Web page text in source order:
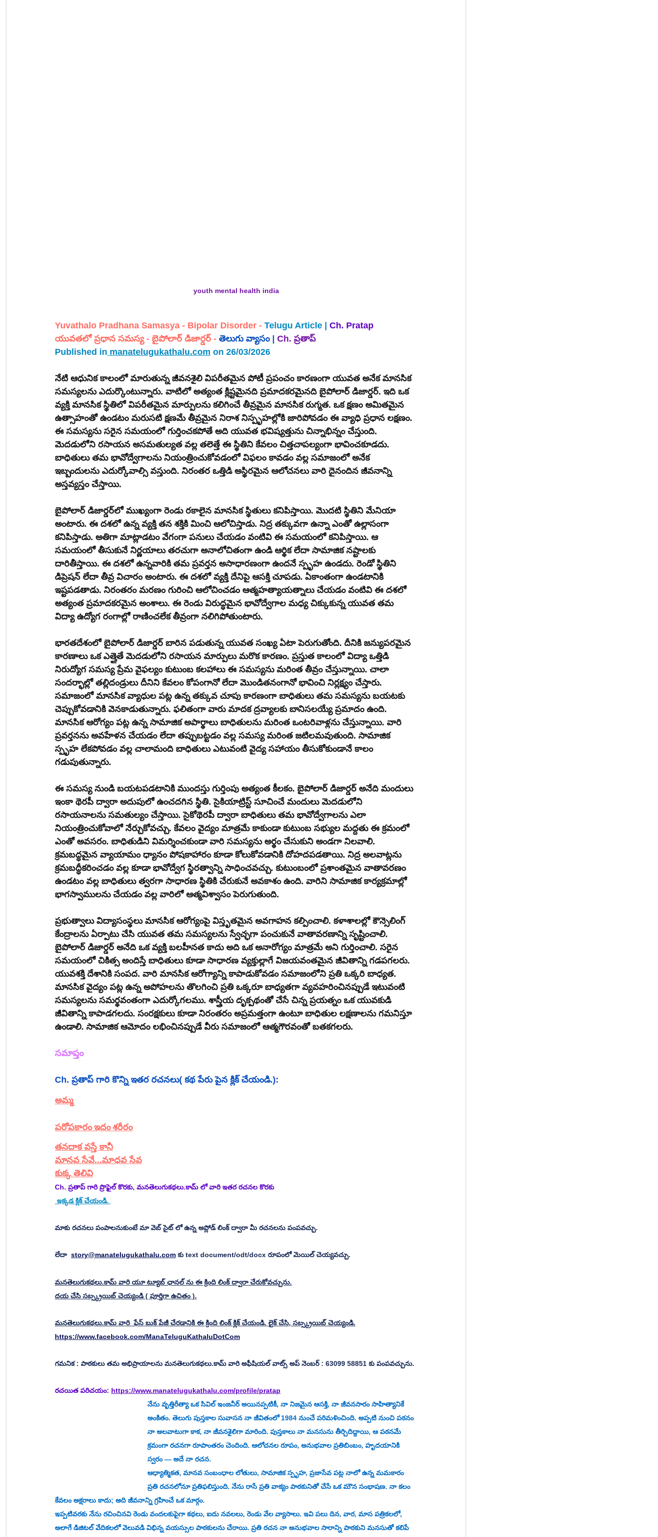
youth mental health india
Yuvathalo Pradhana Samasya - Bipolar Disorder - Telugu Article | Ch. Pratap
యువతలో ప్రధాన సమస్య - బైపోలార్ డిజార్డర్ - తెలుగు వ్యాసం | Ch. ప్రతాప్
Published in manatelugukathalu.com on 26/03/2026
నేటి ఆధునిక కాలంలో మారుతున్న జీవనశైలి విపరీతమైన పోటీ ప్రపంచం కారణంగా యువత అనేక మానసిక
సమస్యలను ఎదుర్కొంటున్నారు. వాటిలో అత్యంత క్లిష్టమైనది ప్రమాదకరమైనది బైపోలార్ డిజార్డర్. ఇది ఒక
వ్యక్తి మానసిక స్థితిలో విపరీతమైన మార్పులను కలిగించే తీవ్రమైన మానసిక రుగ్మత. ఒక క్షణం అమితమైన
ఉత్సాహంతో ఉండటం మరుసటి క్షణమే తీవ్రమైన నిరాశ నిస్పృహల్లోకి జారిపోవడం ఈ వ్యాధి ప్రధాన లక్షణం.
ఈ సమస్యను సరైన సమయంలో గుర్తించకపోతే అది యువత భవిష్యత్తును చిన్నాభిన్నం చేస్తుంది.
మెదడులోని రసాయన అసమతుల్యత వల్ల తలెత్తే ఈ స్థితిని కేవలం చిత్తచాపల్యంగా భావించకూడదు.
బాధితులు తమ భావోద్వేగాలను నియంత్రించుకోవడంలో విఫలం కావడం వల్ల సమాజంలో అనేక
ఇబ్బందులను ఎదుర్కోవాల్సి వస్తుంది. నిరంతర ఒత్తిడి అస్థిరమైన ఆలోచనలు వారి దైనందిన జీవనాన్ని
అస్తవ్యస్తం చేస్తాయి.
బైపోలార్ డిజార్డర్‌లో ముఖ్యంగా రెండు రకాలైన మానసిక స్థితులు కనిపిస్తాయి. మొదటి స్థితిని మేనియా
అంటారు. ఈ దశలో ఉన్న వ్యక్తి తన శక్తికి మించి ఆలోచిస్తాడు. నిద్ర తక్కువగా ఉన్నా ఎంతో ఉల్లాసంగా
కనిపిస్తాడు. అతిగా మాట్లాడటం వేగంగా పనులు చేయడం వంటివి ఈ సమయంలో కనిపిస్తాయి. ఆ
సమయంలో తీసుకునే నిర్ణయాలు తరచుగా అనాలోచితంగా ఉండి ఆర్థిక లేదా సామాజిక నష్టాలకు
దారితీస్తాయి. ఈ దశలో ఉన్నవారికి తమ ప్రవర్తన అసాధారణంగా ఉందనే స్పృహ ఉండదు. రెండో స్థితిని
డిప్రెషన్ లేదా తీవ్ర విచారం అంటారు. ఈ దశలో వ్యక్తి దేనిపై ఆసక్తి చూపడు. ఏకాంతంగా ఉండటానికి
ఇష్టపడతాడు. నిరంతరం మరణం గురించి ఆలోచించడం ఆత్మహత్యాయత్నాలు చేయడం వంటివి ఈ దశలో
అత్యంత ప్రమాదకరమైన అంశాలు. ఈ రెండు విరుద్ధమైన భావోద్వేగాల మధ్య చిక్కుకున్న యువత తమ
విద్యా ఉద్యోగ రంగాల్లో రాణించలేక తీవ్రంగా నలిగిపోతుంటారు.
భారతదేశంలో బైపోలార్ డిజార్డర్ బారిన పడుతున్న యువత సంఖ్య ఏటా పెరుగుతోంది. దీనికి జన్యుపరమైన
కారణాలు ఒక ఎత్తైతే మెదడులోని రసాయన మార్పులు మరొక కారణం. ప్రస్తుత కాలంలో విద్యా ఒత్తిడి
నిరుద్యోగ సమస్య ప్రేమ వైఫల్యం కుటుంబ కలహాలు ఈ సమస్యను మరింత తీవ్రం చేస్తున్నాయి. చాలా
సందర్భాల్లో తల్లిదండ్రులు దీనిని కేవలం కోపంగానో లేదా మొండితనంగానో భావించి నిర్లక్ష్యం చేస్తారు.
సమాజంలో మానసిక వ్యాధుల పట్ల ఉన్న తక్కువ చూపు కారణంగా బాధితులు తమ సమస్యను బయటకు
చెప్పుకోవడానికి వెనకాడుతున్నారు. ఫలితంగా వారు మాదక ద్రవ్యాలకు బానిసలయ్యే ప్రమాదం ఉంది.
మానసిక ఆరోగ్యం పట్ల ఉన్న సామాజిక అపార్థాలు బాధితులను మరింత ఒంటరివాళ్లను చేస్తున్నాయి. వారి
ప్రవర్తనను అవహేళన చేయడం లేదా తప్పుబట్టడం వల్ల సమస్య మరింత జటిలమవుతుంది. సామాజిక
స్పృహ లేకపోవడం వల్ల చాలామంది బాధితులు ఎటువంటి వైద్య సహాయం తీసుకోకుండానే కాలం
గడుపుతున్నారు.
ఈ సమస్య నుండి బయటపడటానికి ముందస్తు గుర్తింపు అత్యంత కీలకం. బైపోలార్ డిజార్డర్ అనేది మందులు
ఇంకా థెరపీ ద్వారా అదుపులో ఉంచదగిన స్థితి. సైకియాట్రిస్ట్ సూచించే మందులు మెదడులోని
రసాయనాలను సమతుల్యం చేస్తాయి. సైకోథెరపీ ద్వారా బాధితులు తమ భావోద్వేగాలను ఎలా
నియంత్రించుకోవాలో నేర్చుకోవచ్చు. కేవలం వైద్యం మాత్రమే కాకుండా కుటుంబ సభ్యుల మద్దతు ఈ క్రమంలో
ఎంతో అవసరం. బాధితుడిని విమర్శించకుండా వారి సమస్యను అర్థం చేసుకుని అండగా నిలవాలి.
క్రమబద్ధమైన వ్యాయామం ధ్యానం పోషకాహారం కూడా కోలుకోవడానికి దోహదపడతాయి. నిద్ర అలవాట్లను
క్రమబద్ధీకరించడం వల్ల కూడా భావోద్వేగ స్థిరత్వాన్ని సాధించవచ్చు. కుటుంబంలో ప్రశాంతమైన వాతావరణం
ఉండటం వల్ల బాధితులు త్వరగా సాధారణ స్థితికి చేరుకునే అవకాశం ఉంది. వారిని సామాజిక కార్యక్రమాల్లో
భాగస్వాములను చేయడం వల్ల వారిలో ఆత్మవిశ్వాసం పెరుగుతుంది.
ప్రభుత్వాలు విద్యాసంస్థలు మానసిక ఆరోగ్యంపై విస్తృతమైన అవగాహన కల్పించాలి. కళాశాలల్లో కౌన్సెలింగ్
కేంద్రాలను ఏర్పాటు చేసి యువత తమ సమస్యలను స్వేచ్ఛగా పంచుకునే వాతావరణాన్ని సృష్టించాలి.
బైపోలార్ డిజార్డర్ అనేది ఒక వ్యక్తి బలహీనత కాదు అది ఒక అనారోగ్యం మాత్రమే అని గుర్తించాలి. సరైన
సమయంలో చికిత్స అందిస్తే బాధితులు కూడా సాధారణ వ్యక్తుల్లాగే విజయవంతమైన జీవితాన్ని గడపగలరు.
యువశక్తి దేశానికి సంపద. వారి మానసిక ఆరోగ్యాన్ని కాపాడుకోవడం సమాజంలోని ప్రతి ఒక్కరి బాధ్యత.
మానసిక వైద్యం పట్ల ఉన్న అపోహలను తొలగించి ప్రతి ఒక్కరూ బాధ్యతగా వ్యవహరించినప్పుడే ఇటువంటి
సమస్యలను సమర్థవంతంగా ఎదుర్కోగలము. శాస్త్రీయ దృక్పథంతో చేసే చిన్న ప్రయత్నం ఒక యువకుడి
జీవితాన్ని కాపాడగలదు. సంరక్షకులు కూడా నిరంతరం అప్రమత్తంగా ఉంటూ బాధితుల లక్షణాలను గమనిస్తూ
ఉండాలి. సామాజిక ఆమోదం లభించినప్పుడే వీరు సమాజంలో ఆత్మగౌరవంతో బతకగలరు.
సమాప్తం
Ch. ప్రతాప్ గారి కొన్ని ఇతర రచనలు( కథ పేరు పైన క్లిక్ చేయండి.):
అమ్మ
పరోపకారం ఇదం శరీరం
తనదాక వస్తే కానీ
మానవ సేవే...మాధవ సేవ
కుక్క తెలివి
Ch. ప్రతాప్ గారి ప్రొఫైల్ కొరకు, మనతెలుగుకథలు.కామ్ లో వారి ఇతర రచనల కొరకు
ఇక్కడ క్లిక్ చేయండి.
మాకు రచనలు పంపాలనుకుంటే మా వెబ్ సైట్ లో ఉన్న అప్లోడ్ లింక్ ద్వారా మీ రచనలను పంపవచ్చు.
లేదా story@manatelugukathalu.com కు text document/odt/docx రూపంలో మెయిల్ చెయ్యవచ్చు.
మనతెలుగుకథలు.కామ్ వారి యూ ట్యూబ్ ఛానల్ ను ఈ క్రింది లింక్ ద్వారా చేరుకోవచ్చును.
దయ చేసి సబ్స్క్రయిబ్ చెయ్యండి ( పూర్తిగా ఉచితం ).
మనతెలుగుకథలు.కామ్ వారి  ఫేస్ బుక్ పేజీ చేరడానికి ఈ క్రింది లింక్ క్లిక్ చేయండి. లైక్ చేసి, సబ్స్క్రయిబ్ చెయ్యండి.
https://www.facebook.com/ManaTeluguKathaluDotCom
గమనిక : పాఠకులు తమ అభిప్రాయాలను మనతెలుగుకథలు.కామ్ వారి అఫీషియల్ వాట్స్ అప్ నెంబర్ : 63099 58851 కు పంపవచ్చును.
రచయిత పరిచయం: https://www.manatelugukathalu.com/profile/pratap
నేను వృత్తిరీత్యా ఒక సివిల్ ఇంజనీర్‌ అయినప్పటికీ, నా నిజమైన ఆసక్తి, నా జీవనసారం సాహిత్యానికే
అంకితం. తెలుగు పుస్తకాల సువాసన నా జీవితంలో 1984 నుంచే పరిమళించింది. అప్పటి నుంచి పఠనం
నా అలవాటుగా కాక, నా జీవనశైలిగా మారింది. పుస్తకాలు నా మనసును తీర్చిదిద్దాయి, ఆ పఠనమే
క్రమంగా రచనగా రూపాంతరం చెందింది. ఆలోచనల రూపం, అనుభవాల ప్రతిబింబం, హృదయానికి
స్వరం — అదే నా రచన.
ఆధ్యాత్మికత, మానవ సంబంధాల లోతులు, సామాజిక స్పృహ, ప్రజాసేవ పట్ల నాలో ఉన్న మమకారం
ప్రతి రచనలోనూ ప్రతిఫలిస్తుంది. నేను రాసే ప్రతి వాక్యం పాఠకునితో చేసే ఒక మౌన సంభాషణ. నా కలం
కేవలం అక్షరాలు కాదు; అది జీవనాన్ని గ్రహించే ఒక మార్గం.
ఇప్పటివరకు నేను రచించినవి రెండు వందలకుపైగా కథలు, ఐదు నవలలు, రెండు వేల వ్యాసాలు. ఇవి పలు దిన, వార, మాస పత్రికలలో,
అలాగే డిజిటల్ వేదికలలో వెలువడి విభిన్న వయస్సుల పాఠకులను చేరాయి. ప్రతి రచన నా అనుభవాల సారాన్ని పాఠకుని మనసుతో కలిపే